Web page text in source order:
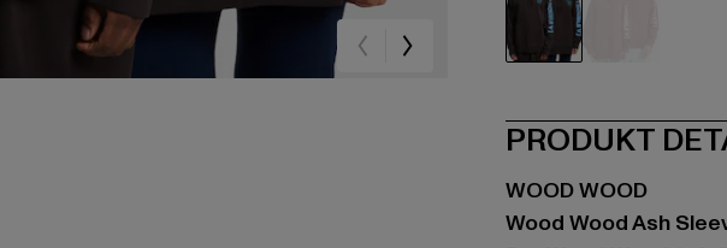
PRODUKT
WOOD WOOD
Wood Wood Ash